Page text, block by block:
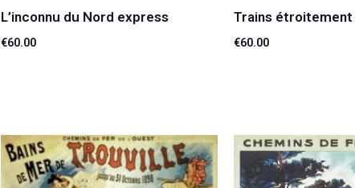
L’inconnu du Nord express
€60.00
Trains
€60.00